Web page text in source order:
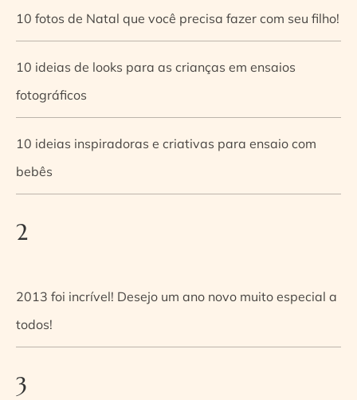
10 fotos de Natal que você precisa fazer com seu filho!
10 ideias de looks para as crianças em ensaios
fotográficos
10 ideias inspiradoras e criativas para ensaio com
bebês
2
2013 foi incrível! Desejo um ano novo muito especial a
todos!
3